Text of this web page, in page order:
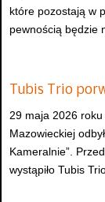
które pozostają w
pewnością będzie
Tubis Trio
29 maja 2026
Mazowieckiej
Kameralnie”.
wystąpiło Tubis